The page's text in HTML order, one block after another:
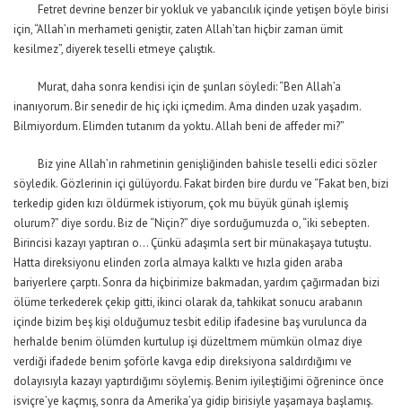
Fetret devrine benzer bir yokluk ve yabancılık içinde yetişen böyle birisi
için, “Allah’ın merhameti geniştir, zaten Allah’tan hiçbir zaman ümit
kesilmez”, diyerek teselli etmeye çalıştık.
Murat, daha sonra kendisi için de şunları söyledi: “Ben Allah’a
inanıyorum. Bir senedir de hiç içki içmedim. Ama dinden uzak yaşadım.
Bilmiyordum. Elimden tutanım da yoktu. Allah beni de affeder mi?”
Biz yine Allah’ın rahmetinin genişliğinden bahisle teselli edici sözler
söyledik. Gözlerinin içi gülüyordu. Fakat birden bire durdu ve “Fakat ben, bizi
terkedip giden kızı öldürmek istiyorum, çok mu büyük günah işlemiş
olurum?” diye sordu. Biz de “Niçin?” diye sorduğumuzda o, “iki sebepten.
Birincisi kazayı yaptıran o… Çünkü adaşımla sert bir münakaşaya tutuştu.
Hatta direksiyonu elinden zorla almaya kalktı ve hızla giden araba
bariyerlere çarptı. Sonra da hiçbirimize bakmadan, yardım çağırmadan bizi
ölüme terkederek çekip gitti, ikinci olarak da, tahkikat sonucu arabanın
içinde bizim beş kişi olduğumuz tesbit edilip ifadesine baş vurulunca da
herhalde benim ölümden kurtulup işi düzeltmem mümkün olmaz diye
verdiği ifadede benim şoförle kavga edip direksiyona saldırdığımı ve
dolayısıyla kazayı yaptırdığımı söylemiş. Benim iyileştiğimi öğrenince önce
isviçre’ye kaçmış, sonra da Amerika’ya gidip birisiyle yaşamaya başlamış.